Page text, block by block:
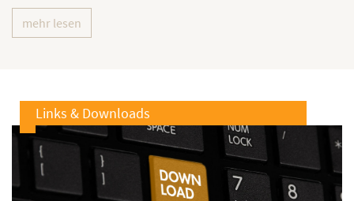
mehr lesen
Links & Downloads